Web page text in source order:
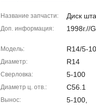
Название запчасти Диск
Доп. информация 1998г.//
Модель R14/5-
Диаметр R14
Сверловка 5-100
Диаметр ц. отв. C56.1
Вынос 5-100,